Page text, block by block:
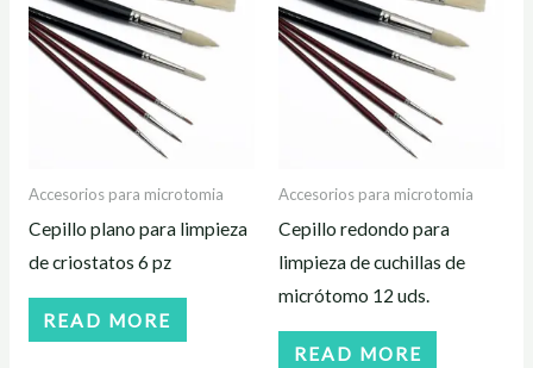
Accesorios para microtomia
Cepillo plano para limpieza
de criostatos 6 pz
READ MORE
Accesorios para microtomia
Cepillo redondo para
limpieza de cuchillas de
micrótomo 12 uds.
READ MORE